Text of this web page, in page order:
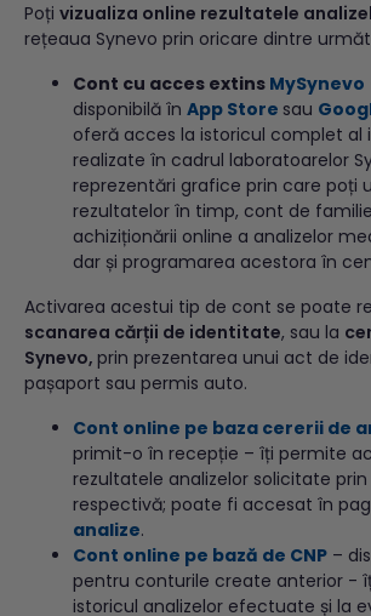
Poți vizualiza online rezultatele
rețeaua Synevo prin oricare dintre
Cont cu acces extins MySynevo
disponibilă în App Store sau
oferă acces la istoricul complet al
realizate în cadrul laboratoarelor
reprezentări grafice prin care poți
rezultatelor în timp, cont de
achiziționării online a analizelor
dar și programarea acestora în
Activarea acestui tip de cont se poate
scanarea cărții de identitate, sau la
Synevo, prin prezentarea unui act de
pașaport sau permis auto.
Cont online pe baza cererii de
primit-o în recepție – îți permite
rezultatele analizelor solicitate
respectivă; poate fi accesat în
analize.
Cont online pe bază de CNP –
pentru conturile create anterior -
istoricul analizelor efectuate și la